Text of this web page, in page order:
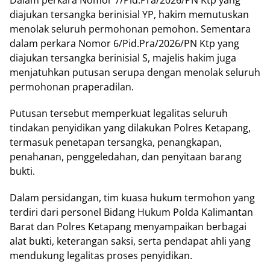
diajukan tersangka berinisial YP, hakim memutuskan
menolak seluruh permohonan pemohon. Sementara
dalam perkara Nomor 6/Pid.Pra/2026/PN Ktp yang
diajukan tersangka berinisial S, majelis hakim juga
menjatuhkan putusan serupa dengan menolak seluruh
permohonan praperadilan.
Putusan tersebut memperkuat legalitas seluruh
tindakan penyidikan yang dilakukan Polres Ketapang,
termasuk penetapan tersangka, penangkapan,
penahanan, penggeledahan, dan penyitaan barang
bukti.
Dalam persidangan, tim kuasa hukum termohon yang
terdiri dari personel Bidang Hukum Polda Kalimantan
Barat dan Polres Ketapang menyampaikan berbagai
alat bukti, keterangan saksi, serta pendapat ahli yang
mendukung legalitas proses penyidikan.